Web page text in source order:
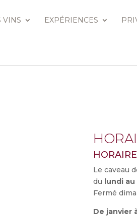
VINS EXPÉRIENCES
Le caveau
du lundi
Fermé
De janvier